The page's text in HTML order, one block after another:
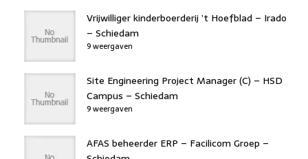
Vrijwilliger kinderboerderij ’t Hoefblad – Irado
– Schiedam
9 weergaven
Site Engineering Project Manager (C) – HSD
Campus – Schiedam
9 weergaven
AFAS beheerder ERP – Facilicom Groep –